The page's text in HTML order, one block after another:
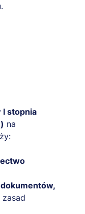
stopnia
na
dokumentów,